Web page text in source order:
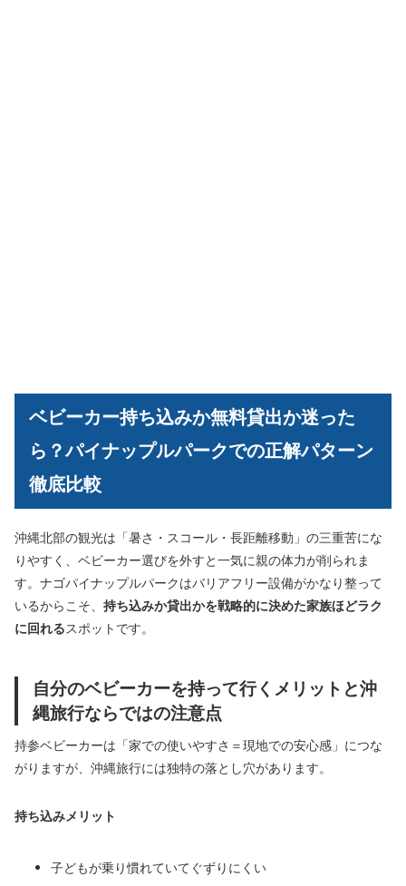
ベビーカー持ち込みか無料貸出か迷った
ら？パイナップルパークでの正解パターン
徹底比較
沖縄北部の観光は「暑さ・スコール・長距離移動」の三重苦にな
りやすく、ベビーカー選びを外すと一気に親の体力が削られま
す。ナゴパイナップルパークはバリアフリー設備がかなり整って
いるからこそ、 持ち込みか貸出かを戦略的に決めた家族ほどラク
に回れるスポットです。
自分のベビーカーを持って行くメリットと沖
縄旅行ならではの注意点
持参ベビーカーは「家での使いやすさ＝現地での安心感」につな
がりますが、沖縄旅行には独特の落とし穴があります。
持ち込みメリット
子どもが乗り慣れていてぐずりにくい